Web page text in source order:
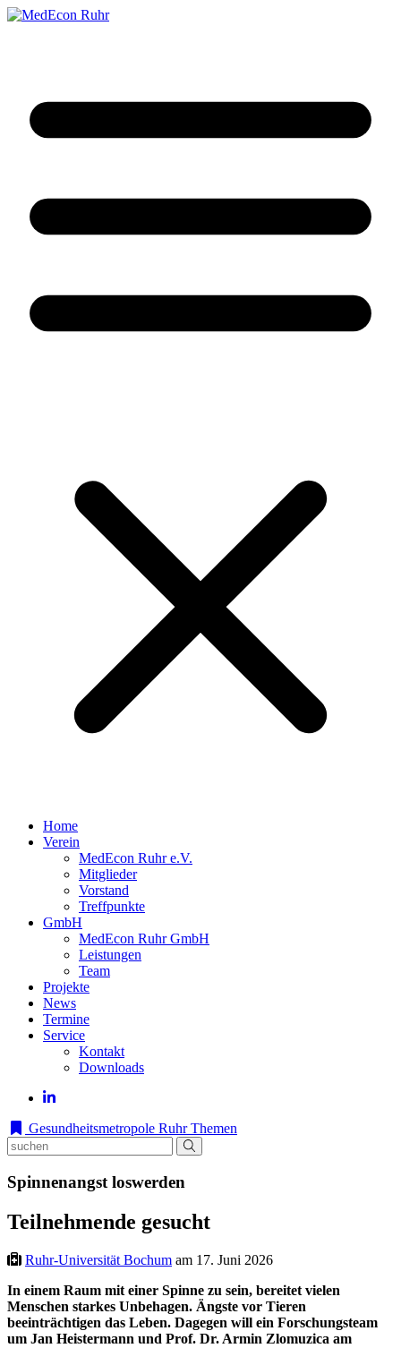
Home
Verein
MedEcon Ruhr e.V.
Mitglieder
Vorstand
Treffpunkte
GmbH
MedEcon Ruhr GmbH
Leistungen
Team
Projekte
News
Termine
Service
Kontakt
Downloads
Gesundheitsmetropole Ruhr Themen
Spinnenangst loswerden
Teilnehmende gesucht
Ruhr-Universität Bochum am 17. Juni 2026
In einem Raum mit einer Spinne zu sein, bereitet vielen
Menschen starkes Unbehagen. Ängste vor Tieren
beeinträchtigen das Leben. Dagegen will ein Forschungsteam
um Jan Heistermann und Prof. Dr. Armin Zlomuzica am